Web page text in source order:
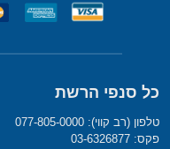
כל סנפי הרשת
טלפון (רב קווי): 077-805-0000
פקס: 03-6326877